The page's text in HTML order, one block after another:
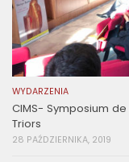
WYDARZENIA
CIMS- Symposium
Triors
28 PAŹDZIERNIKA, 2019